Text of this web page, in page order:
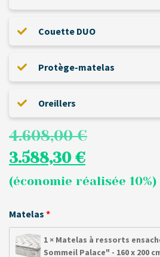
Couette DUO
Protège-matelas
Oreillers
4.608,00€
3.588,30 €
(économie réalisée 10%)
Matelas
1 × Matelas à ressorts
Sommeil Palace" - 160 x 200